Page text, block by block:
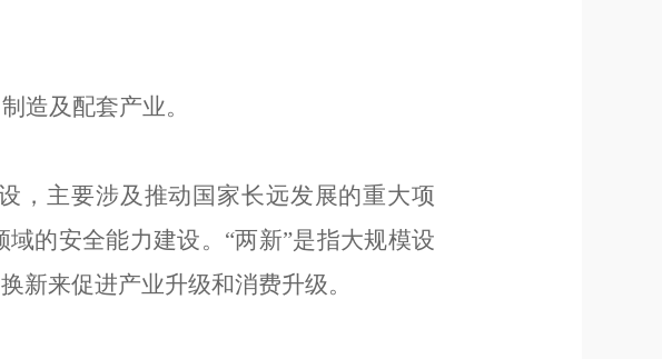
造及配套产业。
，主要涉及推动国家长远发展的重大项
的安全能力建设。 “两新”是指大规模设
新来促进产业升级和消费升级。